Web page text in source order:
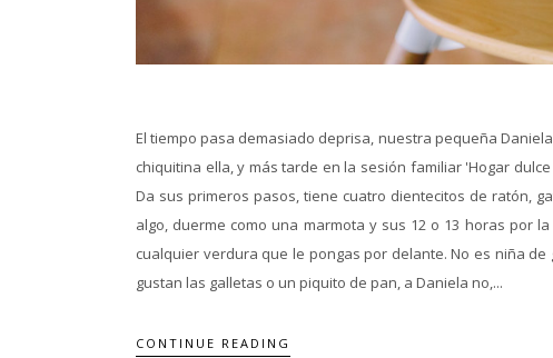
El tiempo pasa demasiado deprisa, nuestra pequeña
chiquitina ella, y más tarde en la sesión familiar 'Hogar
Da sus primeros pasos, tiene cuatro dientecitos de ratón,
algo, duerme como una marmota y sus 12 o 13 horas por
cualquier verdura que le pongas por delante. No es niña
gustan las galletas o un piquito de pan, a Daniela no,...
CONTINUE READING